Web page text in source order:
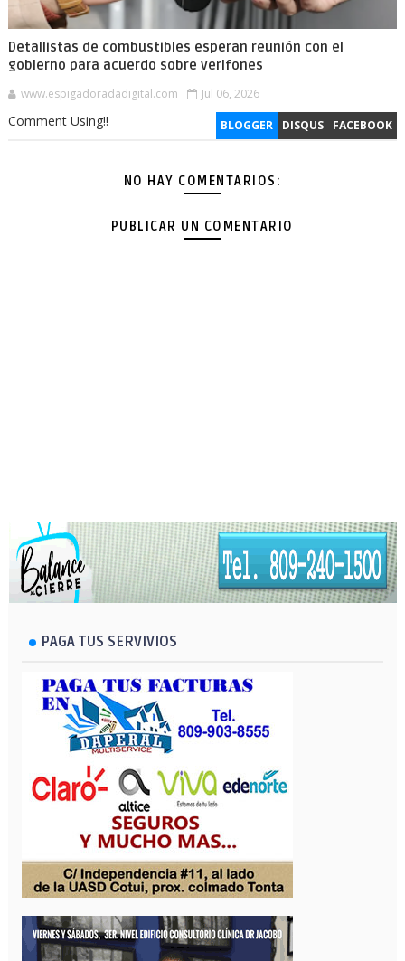
Detallistas de combustibles esperan reunión con el
gobierno para acuerdo sobre verifones
www.espigadoradadigital.com Jul 06, 2026
BLOGGER DISQUS FACEBOOK
Comment Using!!
NO HAY COMENTARIOS:
PUBLICAR UN COMENTARIO
PAGA TUS SERVIVIOS